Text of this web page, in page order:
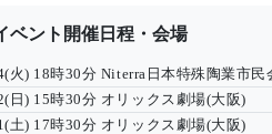
ベント開催日程・会場
火) 18時30分 Niterra日本特殊陶業市
日) 15時30分 オリックス劇場(大阪)
土) 17時30分 オリックス劇場(大阪)